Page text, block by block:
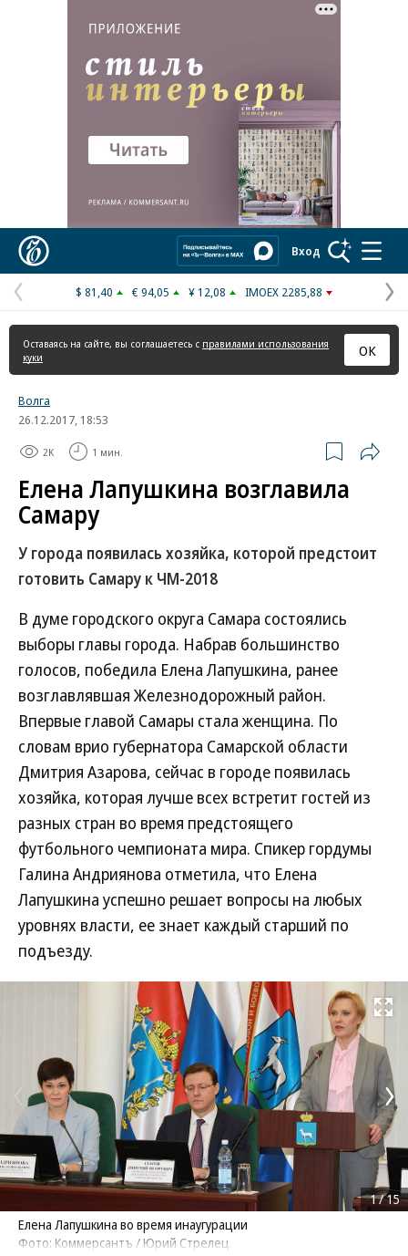
Реклама в «Ъ» www.kommersant.ru/ad
Вход
Предыдущая
страница
$ 81,40 € 94,05 ¥ 12,08 IMOEX 2285,88
Оставаясь на сайте, вы соглашаетесь с правилами использования
куки
ОК
Волга
26.12.2017, 18:53
2K 1 мин.
Елена Лапушкина возглавила
Самару
У города появилась хозяйка, которой предстоит
готовить Самару к ЧМ-2018
В думе городского округа Самара состоялись
выборы главы города. Набрав большинство
голосов, победила Елена Лапушкина, ранее
возглавлявшая Железнодорожный район.
Впервые главой Самары стала женщина. По
словам врио губернатора Самарской области
Дмитрия Азарова, сейчас в городе появилась
хозяйка, которая лучше всех встретит гостей из
разных стран во время предстоящего
футбольного чемпионата мира. Спикер гордумы
Галина Андриянова отметила, что Елена
Лапушкина успешно решает вопросы на любых
уровнях власти, ее знает каждый старший по
подъезду.
Развернуть
Елена Лапушкина во время инаугурации
Фото: Коммерсантъ / Юрий Стрелец
1/15